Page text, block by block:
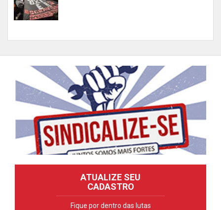
ATUALIZE SEU
CADASTRO
Fique por dentro das lutas